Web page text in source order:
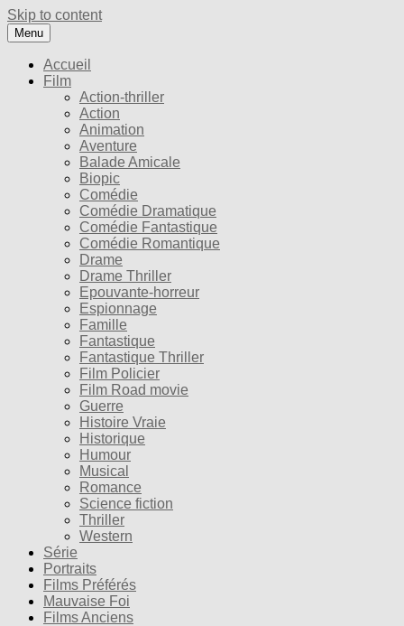
Skip to content
Menu
Accueil
Film
Action-thriller
Action
Animation
Aventure
Balade Amicale
Biopic
Comédie
Comédie Dramatique
Comédie Fantastique
Comédie Romantique
Drame
Drame Thriller
Epouvante-horreur
Espionnage
Famille
Fantastique
Fantastique Thriller
Film Policier
Film Road movie
Guerre
Histoire Vraie
Historique
Humour
Musical
Romance
Science fiction
Thriller
Western
Série
Portraits
Films Préférés
Mauvaise Foi
Films Anciens